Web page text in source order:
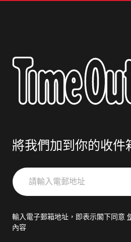
將我們加到你的收件
請
輸
郵
輸入電子郵箱地址，即表示閣下同意
內容